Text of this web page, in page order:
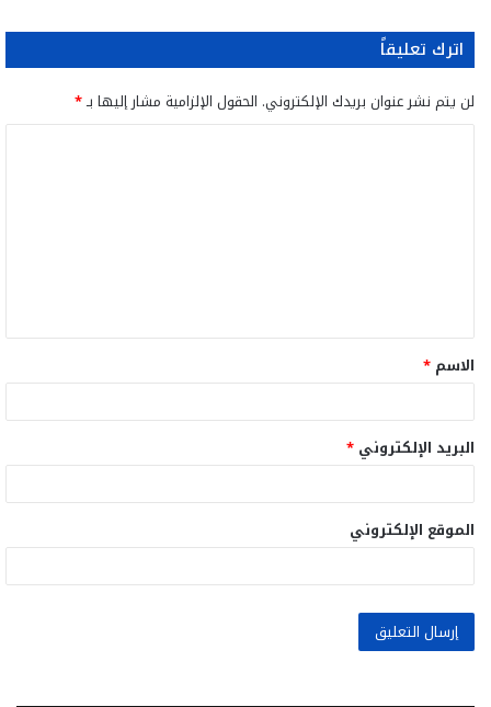
اترك تعليقاً
لن يتم نشر عنوان بريدك الإلكتروني. الحقول الإلزامية مشار إليها بـ*
ق
*
الاسم *
البريد الإلكتروني *
الموقع الإلكتروني